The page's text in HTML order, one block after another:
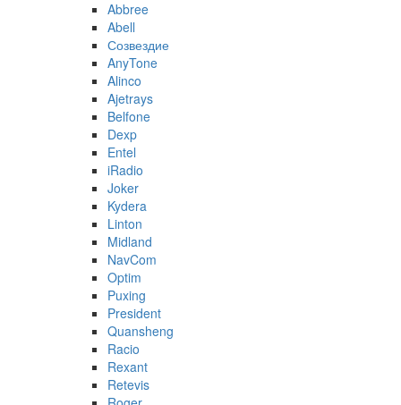
Abbree
Abell
Созвездие
AnyTone
Alinco
Ajetrays
Belfone
Dexp
Entel
iRadio
Joker
Kydera
Linton
Midland
NavCom
Optim
Puxing
President
Quansheng
Racio
Rexant
Retevis